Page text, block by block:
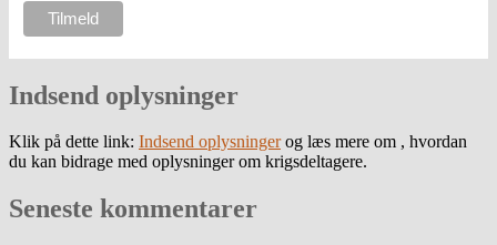
Indsend oplysninger
Klik på dette link: Indsend oplysningerog læs mere om , hvordan
du kan bidrage med oplysninger om krigsdeltagere.
Seneste kommentarer